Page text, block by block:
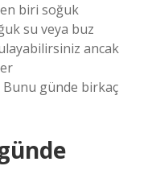
biri soğuk
su veya buz
ancak
günde birkaç